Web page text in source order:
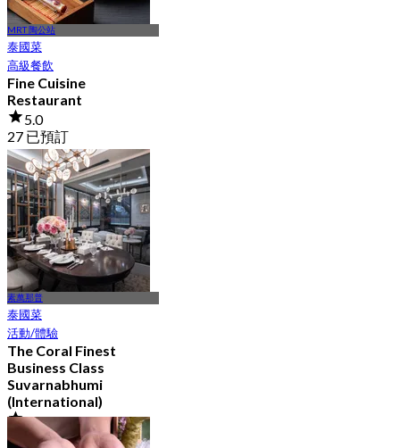
MRT 陶公站
泰國菜
高級餐飲
Fine Cuisine
Restaurant
5.0
27 已預訂
起฿ 3,349
素萬那普
泰國菜
活動/體驗
The Coral Finest
Business Class
Suvarnabhumi
(International)
4.5
130 已預訂